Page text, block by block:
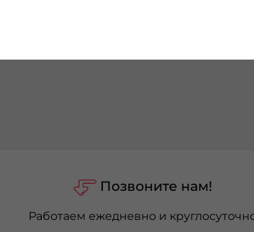
Позвоните нам!
Работаем ежедневно и